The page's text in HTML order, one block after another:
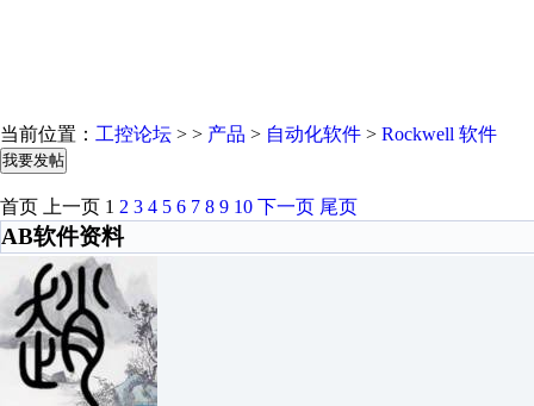
当前位置： 工控论坛 > > 产品 > 自动化软件 > Rockwell 软件
我要发帖
首页 上一页 1 2 3 4 5 6 7 8 9 10 下一页 尾页
AB软件资料